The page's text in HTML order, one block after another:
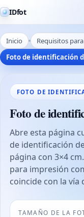
IDfot
Inicio
Requisitos
Foto de identificación
FOTO DE
Foto de
Abre esta página
de identificación
página con 3×4
para impresión
coincide con la vía
TAMAÑO DE LA